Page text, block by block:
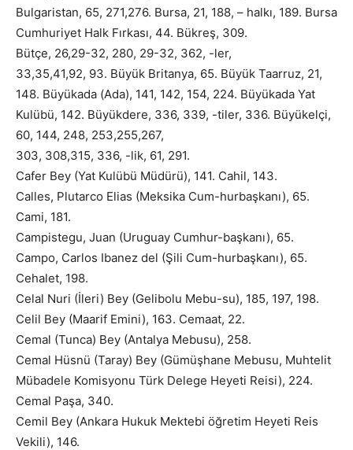
Bulgaristan, 65, 271,276. Bursa, 21, 188, – halkı, 189. Bursa
Cumhuriyet Halk Fırkası, 44. Bükreş, 309.
Bütçe, 26,29-32, 280, 29-32, 362, -ler,
33,35,41,92, 93. Büyük Britanya, 65. Büyük Taarruz, 21,
148. Büyükada (Ada), 141, 142, 154, 224. Büyükada Yat
Kulübü, 142. Büyükdere, 336, 339, -tiler, 336. Büyükelçi,
60, 144, 248, 253,255,267,
303, 308,315, 336, -lik, 61, 291.
Cafer Bey (Yat Kulübü Müdürü), 141. Cahil, 143.
Calles, Plutarco Elias (Meksika Cum-hurbaşkanı), 65.
Cami, 181.
Campistegu, Juan (Uruguay Cumhur-başkanı), 65.
Campo, Carlos Ibanez del (Şili Cum-hurbaşkanı), 65.
Cehalet, 198.
Celal Nuri (İleri) Bey (Gelibolu Mebu-su), 185, 197, 198.
Celil Bey (Maarif Emini), 163. Cemaat, 22.
Cemal (Tunca) Bey (Antalya Mebusu), 258.
Cemal Hüsnü (Taray) Bey (Gümüşhane Mebusu, Muhtelit
Mübadele Komisyonu Türk Delege Heyeti Reisi), 224.
Cemal Paşa, 340.
Cemil Bey (Ankara Hukuk Mektebi öğretim Heyeti Reis
Vekili), 146.